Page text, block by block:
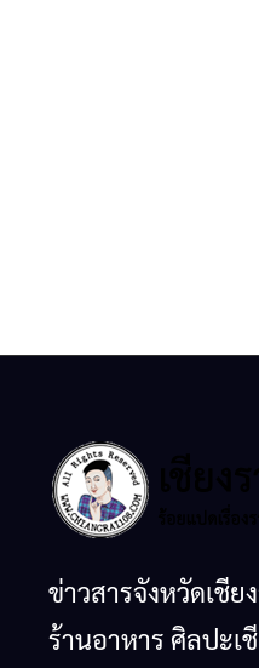
ข่าวสารจังหวัดเชีย
ร้านอาหาร ศิลปะเ